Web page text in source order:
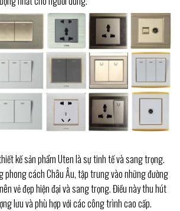
kế sản phẩm Uten là sự tinh tế và sang trọng.
phong cách Châu Âu, tập trung vào những đường
vẻ đẹp hiện đại và sang trọng. Điều này thu hút
lưu và phù hợp với các công trình cao cấp.